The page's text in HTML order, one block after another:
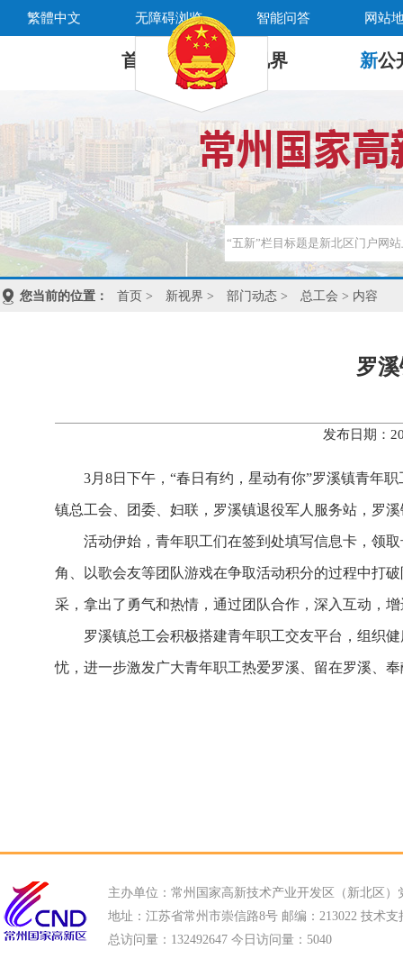
繁體中文 无障碍浏览 智能问答 网站
首 页 新 视界 新公
您当前的位置： 首页 > 新视界 > 部门动态 > 总工会 > 内容
罗
发布日期：
3月8日下午，“春日有约，星动有你”罗溪镇青年
镇总工会、团委、妇联，罗溪镇退役军人服务站，罗
活动伊始，青年职工们在签到处填写信息卡，领
角、以歌会友等团队游戏在争取活动积分的过程中打
采，拿出了勇气和热情，通过团队合作，深入互动，
罗溪镇总工会积极搭建青年职工交友平台，组织
忧，进一步激发广大青年职工热爱罗溪、留在罗溪、
主办单位：常州国家高新技术产业开发区（新北区）
地址：江苏省常州市崇信路8号 邮编：213022 技术支
总访问量： 132492647 今日访问量： 5040